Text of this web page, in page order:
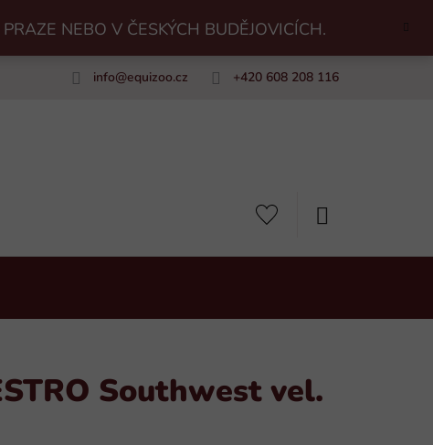
NEBO V ČESKÝCH BUDĚJOVICÍCH.
info@equizoo.cz +420 608 208 116
Southwest vel.